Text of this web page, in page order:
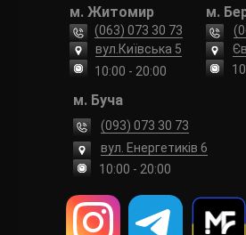
м. Житомир
вул.Київська 5
10:00 - 20:00
(063) 073 30 73
м.
м. Буча
вул. Енергетиків 6
(093) 073 30 73
10:00 - 20:00